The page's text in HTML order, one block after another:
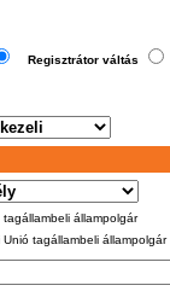
Regisztrátor váltás
állampolgár
Unió tagállambeli állampolgár